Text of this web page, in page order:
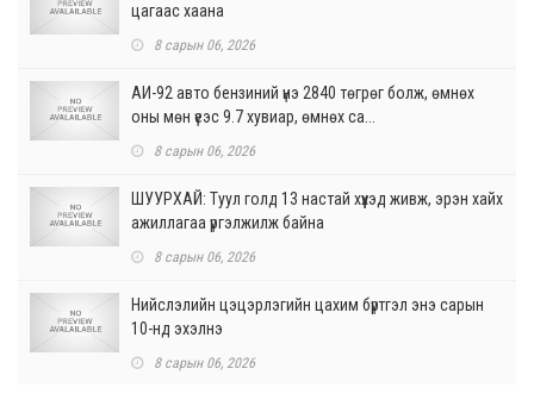
цагаас хаана
8 сарын 06, 2026
АИ-92 авто бензиний үнэ 2840 төгрөг болж, өмнөх
оны мөн үеэс 9.7 хувиар, өмнөх са...
8 сарын 06, 2026
ШУУРХАЙ: Туул голд 13 настай хүүхэд живж, эрэн хайх
ажиллагаа үргэлжилж байна
8 сарын 06, 2026
Нийслэлийн цэцэрлэгийн цахим бүртгэл энэ сарын
10-нд эхэлнэ
8 сарын 06, 2026